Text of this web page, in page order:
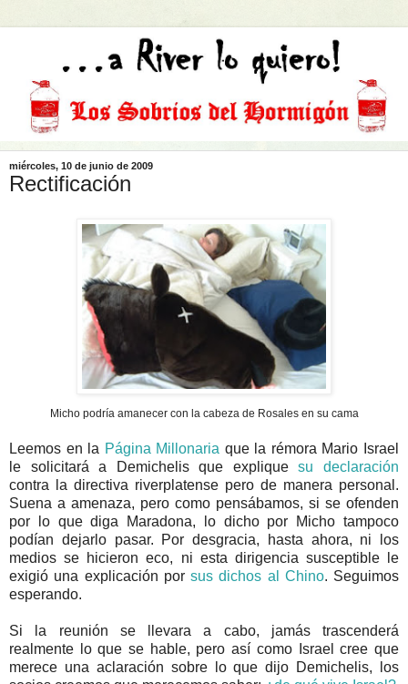
miércoles, 10 de junio de 2009
Rectificación
Micho podría amanecer con la cabeza de Rosales en su cama
Leemos en la Página Millonaria que la rémora Mario Israel
le solicitará a Demichelis que expliquesu declaración
contra la directiva riverplatense pero de manera personal.
Suena a amenaza, pero como pensábamos, si se ofenden
por lo que diga Maradona, lo dicho por Micho tampoco
podían dejarlo pasar. Por desgracia, hasta ahora, ni los
medios se hicieron eco, ni esta dirigencia susceptible le
exigió una explicación por sus dichos al Chino. Seguimos
esperando.
Si la reunión se llevara a cabo, jamás trascenderá
realmente lo que se hable, pero así como Israel cree que
merece una aclaración sobre lo que dijo Demichelis, los